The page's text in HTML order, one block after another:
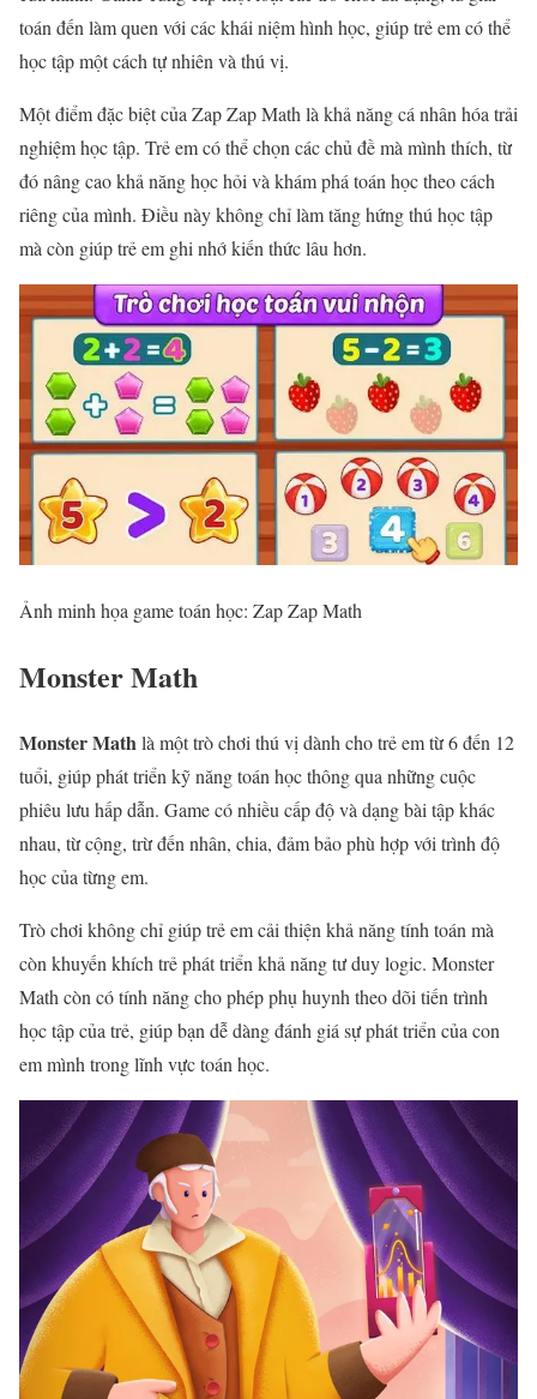
toán đến làm quen với các khái niệm hình học, giúp trẻ em có thể
học tập một cách tự nhiên và thú vị.
Một điểm đặc biệt của Zap Zap Math là khả năng cá nhân hóa trải
nghiệm học tập. Trẻ em có thể chọn các chủ đề mà mình thích, từ
đó nâng cao khả năng học hỏi và khám phá toán học theo cách
riêng của mình. Điều này không chỉ làm tăng hứng thú học tập
mà còn giúp trẻ em ghi nhớ kiến thức lâu hơn.
Ảnh minh họa game toán học: Zap Zap Math
Monster Math
Monster Math là một trò chơi thú vị dành cho trẻ em từ 6 đến 12
tuổi, giúp phát triển kỹ năng toán học thông qua những cuộc
phiêu lưu hấp dẫn. Game có nhiều cấp độ và dạng bài tập khác
nhau, từ cộng, trừ đến nhân, chia, đảm bảo phù hợp với trình độ
học của từng em.
Trò chơi không chỉ giúp trẻ em cải thiện khả năng tính toán mà
còn khuyến khích trẻ phát triển khả năng tư duy logic. Monster
Math còn có tính năng cho phép phụ huynh theo dõi tiến trình
học tập của trẻ, giúp bạn dễ dàng đánh giá sự phát triển của con
em mình trong lĩnh vực toán học.